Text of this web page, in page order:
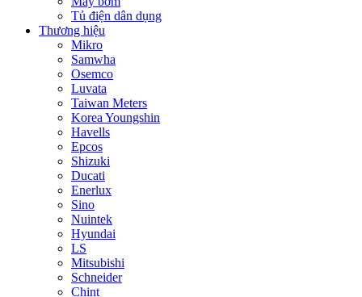
Tủ điện dân dụng
Thương hiệu
Mikro
Samwha
Osemco
Luvata
Taiwan Meters
Korea Youngshin
Havells
Epcos
Shizuki
Ducati
Enerlux
Sino
Nuintek
Hyundai
LS
Mitsubishi
Schneider
Chint